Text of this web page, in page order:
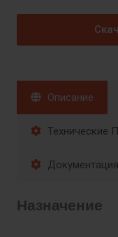
Описание
Технические
Документация
Назначение